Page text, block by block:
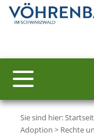
Sie sind hier:
Adoption > Rechte